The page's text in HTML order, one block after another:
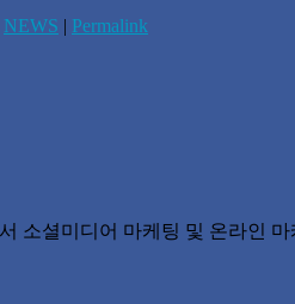
NEWS | Permalink
소셜미디어 마케팅 및 온라인